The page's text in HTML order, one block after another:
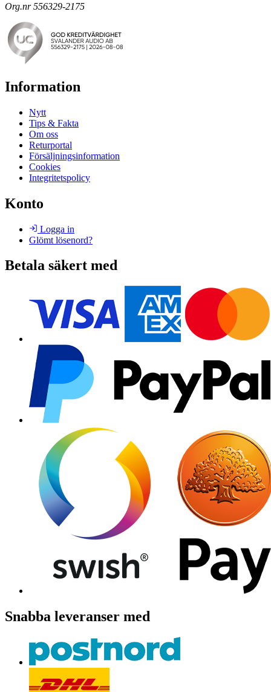
Org.nr 556329-2175
Information
Nytt
Tips & Fakta
Om oss
Returportal
Försäljningsinformation
Cookies
Integritetspolicy
Konto
Logga in
Glömt lösenord?
Betala säkert med
Snabba leveranser med